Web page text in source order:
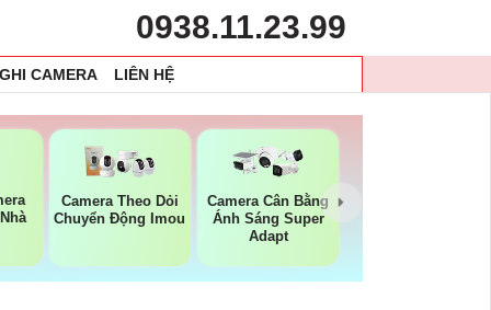
0938.11.23.99
CAMERA LIÊN HỆ
Camera Theo Dỏi
Chuyển Động Imou
Camera Cân Bằng
Ánh Sáng Super
Adapt